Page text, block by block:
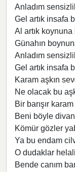
Anladım
Gel artık insafa
Al artık
Günahın
Anladım
Gel artık insafa
Karam aşkın
Ne olacak bu
Bir barışır
Beni böyle
Kömür gözler
Ya bu endam
O dudaklar
Bende canım